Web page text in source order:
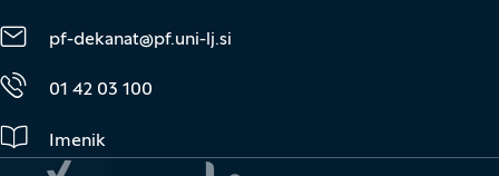
pf-dekanat@pf.uni-lj.si
01 42 03 100
Imenik